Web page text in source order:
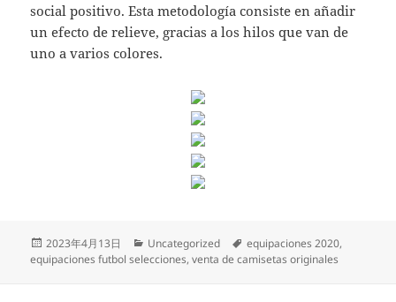
social positivo. Esta metodología consiste en añadir
un efecto de relieve, gracias a los hilos que van de
uno a varios colores.
Publicado
el
2023年4月13日 Categorías
Uncategorized Etiquetas
equipaciones 2020,
equipaciones futbol selecciones,venta de camisetas originales